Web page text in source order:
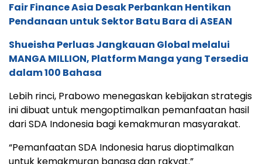
Fair Finance Asia Desak Perbankan Hentikan
Pendanaan untuk Sektor Batu Bara di ASEAN
Shueisha Perluas Jangkauan Global melalui
MANGA MILLION, Platform Manga yang Tersedia
dalam 100 Bahasa
Lebih rinci, Prabowo menegaskan kebijakan strategis
ini dibuat untuk mengoptimalkan pemanfaatan hasil
dari SDA Indonesia bagi kemakmuran masyarakat.
“Pemanfaatan SDA Indonesia harus dioptimalkan